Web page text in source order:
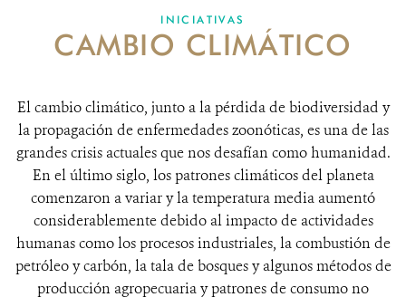
DONA
INICIATIVAS
CAMBIO CLIMÁTICO
El cambio climático, junto a la pérdida de biodiversidad y
la propagación de enfermedades zoonóticas, es una de las
grandes crisis actuales que nos desafían como humanidad.
En el último siglo, los patrones climáticos del planeta
comenzaron a variar y la temperatura media aumentó
considerablemente debido al impacto de actividades
humanas como los procesos industriales, la combustión de
petróleo y carbón, la tala de bosques y algunos métodos de
producción agropecuaria y patrones de consumo no